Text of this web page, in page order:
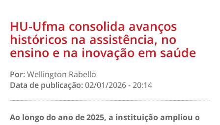
HU-Ufma consolida avanços
históricos na assistência, no
ensino e na inovação em saúde
Por:Wellington Rabello
Data de publicação:02/01/2026 - 20:14
Ao longo do ano de 2025, a instituição ampliou o